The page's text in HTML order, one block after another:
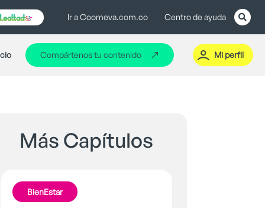
Ir a Coomeva.com.co Centro de ayuda
Compártenos tu contenido Mi perfil
Más Capítulos
BienEstar